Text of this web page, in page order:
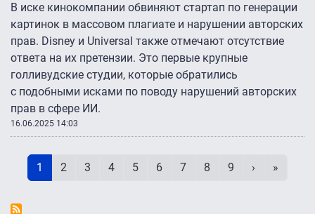
В иске кинокомпании обвиняют стартап по генерации
картинок в массовом плагиате и нарушении авторских
прав. Disney и Universal также отмечают отсутствие
ответа на их претензии. Это первые крупные
голливудские студии, которые обратились
с подобными исками по поводу нарушений авторских
прав в сфере ИИ.
16.06.2025 14:03
Текущая страница
1 Page
2 Page
3 Page
4 Page
5 Page
6 Page
7 Page
8 Page
9 Следующая
› »